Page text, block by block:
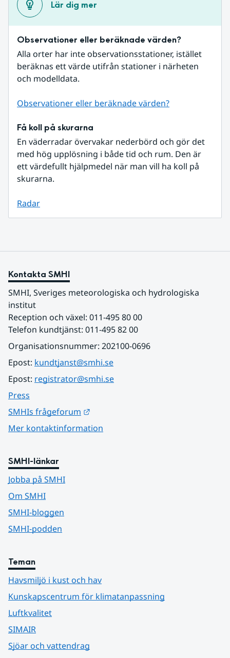
Lär dig mer
Observationer eller beräknade värden?
Alla orter har inte observationsstationer, istället
beräknas ett värde utifrån stationer i närheten
och modelldata.
Observationer eller beräknade värden?
Få koll på skurarna
En väderradar övervakar nederbörd och gör det
med hög upplösning i både tid och rum. Den är
ett värdefullt hjälpmedel när man vill ha koll på
skurarna.
Radar
Kontakta SMHI
SMHI, Sveriges meteorologiska och hydrologiska
institut
Reception och växel: 011-495 80 00
Telefon kundtjänst: 011-495 82 00
Organisationsnummer: 202100-0696
Epost: kundtjanst@smhi.se
Epost: registrator@smhi.se
Press
SMHIs frågeforum
Mer kontaktinformation
SMHI-länkar
Jobba på SMHI
Om SMHI
SMHI-bloggen
SMHI-podden
Teman
Havsmiljö i kust och hav
Kunskapscentrum för klimatanpassning
Luftkvalitet
SIMAIR
Sjöar och vattendrag